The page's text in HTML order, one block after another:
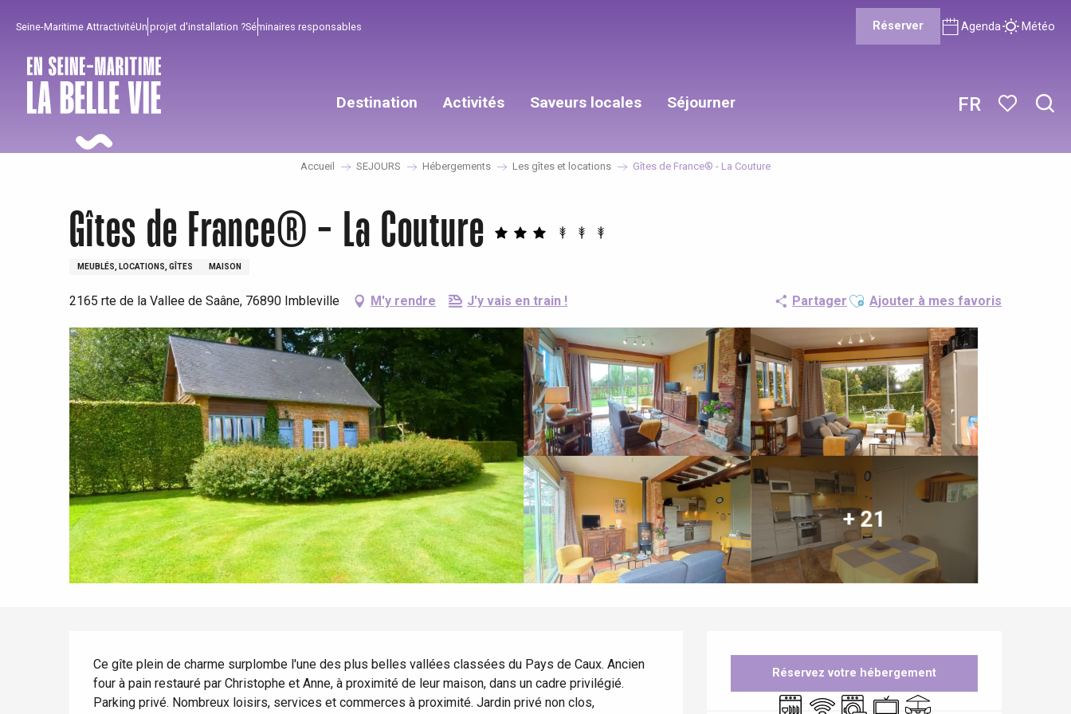
principal
FR
Seine-Maritime AttractivitéUn projet d'installation ?Séminaires responsables Réserver Agenda Météo
Destination Activités
Pour profiter
Tout l'agenda
Eté
Quand il pleut
Avec les enfants
Entre amis
Saveurs locales
Incontournables
Lieux branchés
Meilleurs brunch
Restaurants avec vue
Séjourner
Bien de chez nous !
Séjours en bord de
mer
Séjours en train
Séjours à vélo
Accueil SEJOURS Hébergements Les gîtes et locations Gîtes de France® - La Couture
Gîtes de France® - La Couture
MEUBLÉS, LOCATIONS, GÎTES MAISON
2165 rte de la Vallee de Saâne, 76890 Imbleville M'y rendre J'y vais en train ! Partager Ajouter aux favoris
Ajouter à mes favoris
+ 21
Ouverture et coordonnées
Réservez votre hébergement
Lave vaisselle
WiFi Lave lingeTélévision
Terrasse
Ce gîte plein de charme surplombe l'une des plus belles vallées classées du Pays de Caux. Ancien
four à pain restauré par Christophe et Anne, à proximité de leur maison, dans un cadre privilégié.
Parking privé. Nombreux loisirs, services et commerces à proximité. Jardin privé non clos,